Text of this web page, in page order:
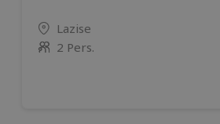
Standort
Lazise
Anzahl der Teilnehmer
2 Pers.